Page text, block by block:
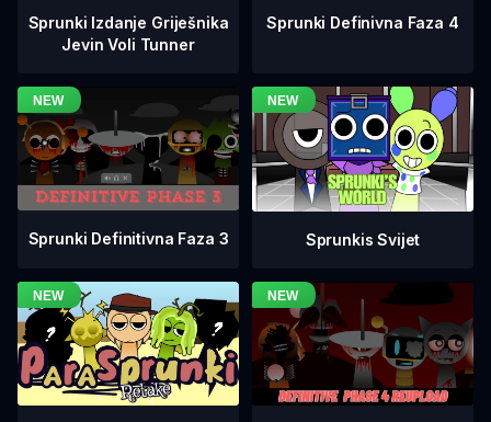
Sprunki Izdanje Griješnika
Jevin Voli Tunner
Sprunki Definivna Faza 4
Sprunki Definitivna Faza 3 Sprunkis Svijet